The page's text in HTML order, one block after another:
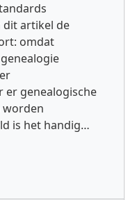
dit artikel de
omdat
er genealogische
worden
is het handig…